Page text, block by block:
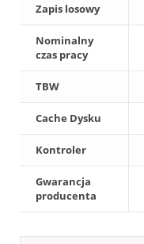
Zapis losowy
Nominalny
czas pracy
TBW
Cache Dysku
Kontroler
Gwarancja
producenta